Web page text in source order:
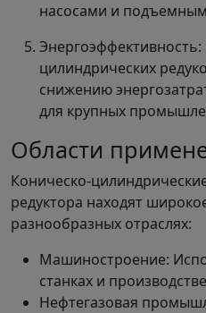
насосами и
цилиндрических
снижению
для крупных
Области
Коническо-
редуктора находят
разнообразных отраслях:
Машиностроение:
станках и
Нефтегазовая